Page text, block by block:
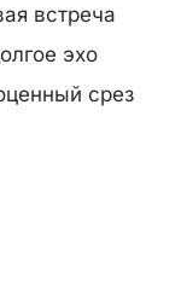
встреча
эхо
срез